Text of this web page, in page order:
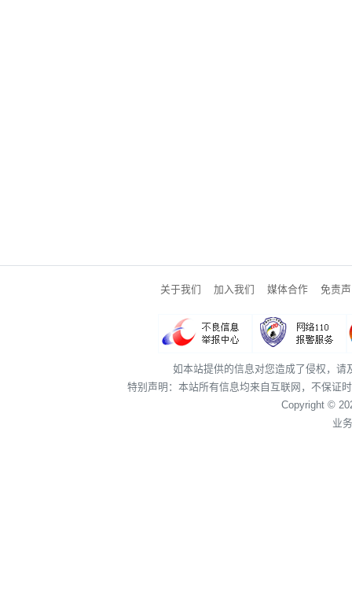
关于我们 加入我们 媒体合作 免责
如本站提供的信息对您造成了侵权，
特别声明：本站所有信息均来自互联网，不保证
Copyright ©
业